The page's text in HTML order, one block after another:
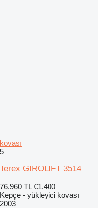
kovası
5
Terex GIROLIFT 3514
76.960 TL €1.400
Kepçe - yükleyici kovası
2003